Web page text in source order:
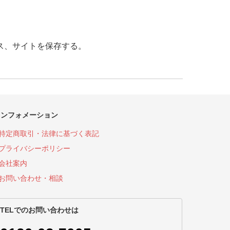
サイトを保存する。
フォメーション
定商取引・法律に基づく表記
ライバシーポリシー
社案内
問い合わせ・相談
TELでのお問い合わせは